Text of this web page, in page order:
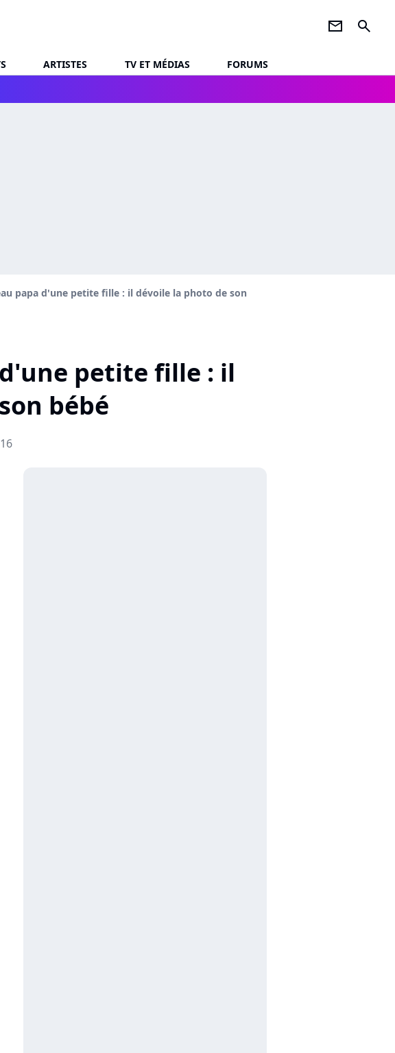
newsletter search
ARTISTES TV ET MÉDIAS
FORUMS
papa d'une petite fille : il dévoile la photo de son
petite fille : il
bébé